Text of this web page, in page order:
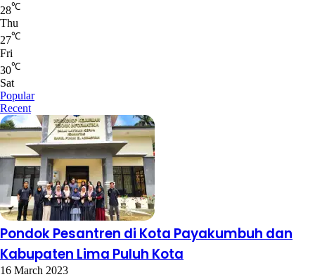
28℃
Thu
27℃
Fri
30℃
Sat
Popular
Recent
Pondok Pesantren di Kota Payakumbuh dan
Kabupaten Lima Puluh Kota
16 March 2023